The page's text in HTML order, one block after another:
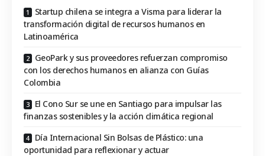
Startup chilena se integra a Visma para liderar la
transformación digital de recursos humanos en
Latinoamérica
GeoPark y sus proveedores refuerzan compromiso
con los derechos humanos en alianza con Guías
Colombia
El Cono Sur se une en Santiago para impulsar las
finanzas sostenibles y la acción climática regional
Día Internacional Sin Bolsas de Plástico: una
oportunidad para reflexionar y actuar